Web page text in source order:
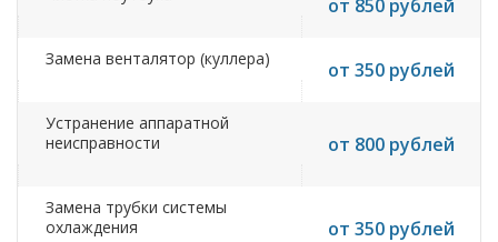
от 850 рублей
Замена венталятор (куллера) от 350 рублей
Устранение аппаратной
неисправности
от 800 рублей
Замена трубки системы
охлаждения
от 350 рублей